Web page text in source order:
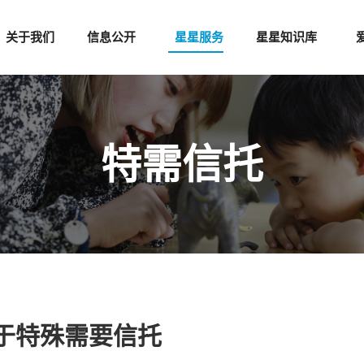
关于我们 信息公开 星星服务 星星知识库
特需信托
特殊需要信托